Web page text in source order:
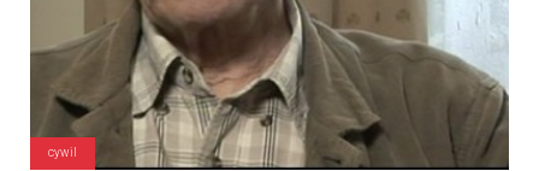
cywil